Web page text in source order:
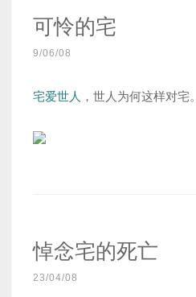
可怜的宅
9/06/08
宅爱世人 ，世人为何这样对宅。
悼念宅的死亡
23/04/08